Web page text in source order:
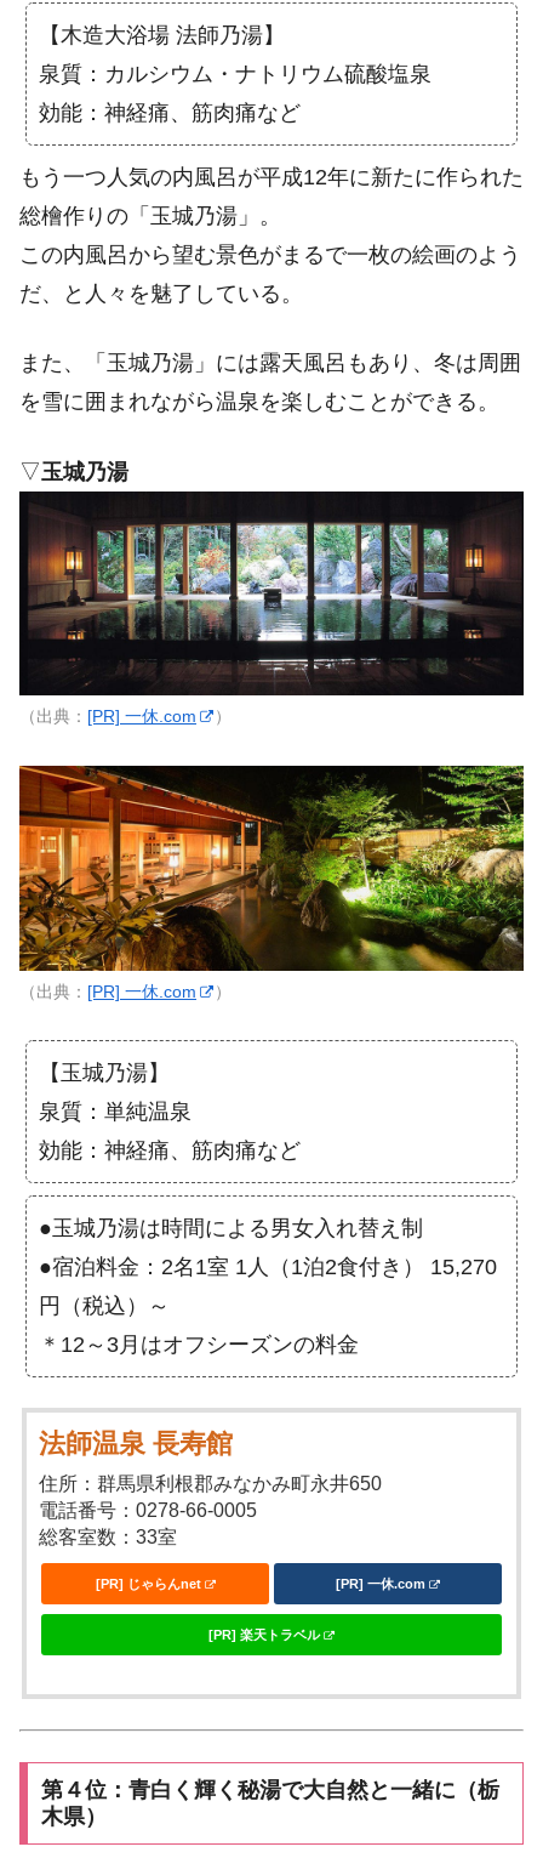
【木造大浴場 法師乃湯】
泉質：カルシウム・ナトリウム硫酸塩泉
効能：神経痛、筋肉痛など
もう一つ人気の内風呂が平成12年に新たに作られた
総檜作りの「玉城乃湯」。
この内風呂から望む景色がまるで一枚の絵画のよう
だ、と人々を魅了している。
また、「玉城乃湯」には露天風呂もあり、冬は周囲
を雪に囲まれながら温泉を楽しむことができる。
▽玉城乃湯
（出典： [PR] 一休.com ）
（出典： [PR] 一休.com ）
【玉城乃湯】
泉質：単純温泉
効能：神経痛、筋肉痛など
●玉城乃湯は時間による男女入れ替え制
●宿泊料金：2名1室 1人（1泊2食付き） 15,270
円（税込）～
＊12～3月はオフシーズンの料金
法師温泉 長寿館
住所：群馬県利根郡みなかみ町永井650
電話番号：0278-66-0005
総客室数：33室
[PR] じゃらんnet [PR] 一休.com
[PR] 楽天トラベル
第４位：青白く輝く秘湯で大自然と一緒に（栃
木県）